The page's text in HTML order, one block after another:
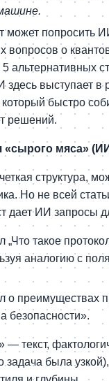
может попросить
вопросов о
альтернативных
здесь выступает в
который быстро
решений.
«сырого мяса»
структура,
Но не всей
дает ИИ запросы
такое
аналогию с
о преимуществах
безопасности».
— текст,
задача была